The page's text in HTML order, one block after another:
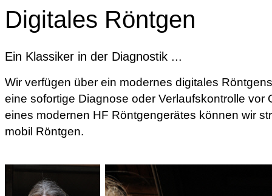
Digitales Röntgen
Ein Klassiker in der Diagnostik ...
Wir verfügen über ein modernes digitales
eine sofortige Diagnose oder Verlaufskontrolle vor
eines modernen HF Röntgengerätes können wir
mobil Röntgen.